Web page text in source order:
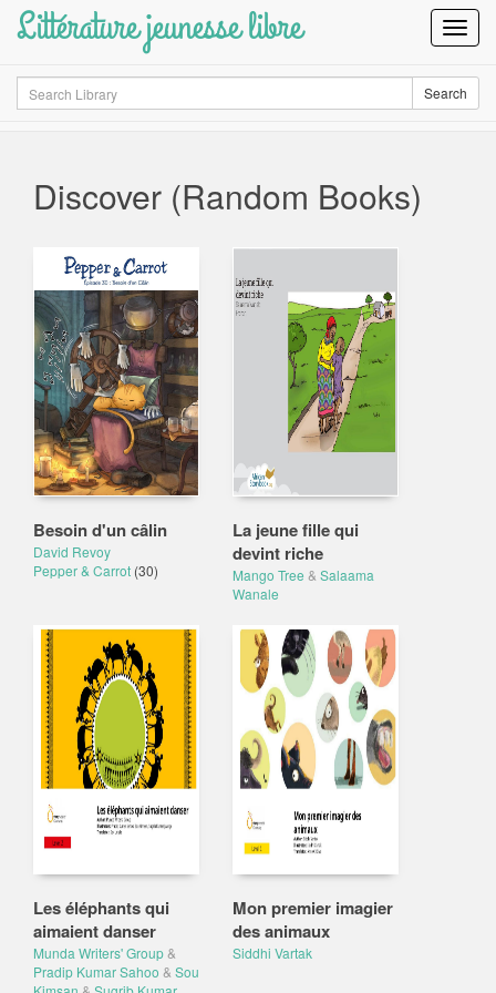
Littérature jeunesse libre
Search Search
Discover (Random Books)
Besoin d'un câlin
David Revoy
Pepper & Carrot (30)
La jeune fille qui
devint riche
Mango Tree & Salaama
Wanale
Les éléphants qui
aimaient danser
Munda Writers' Group&
Pradip Kumar Sahoo & Sou
Mon premier imagier
des animaux
Siddhi Vartak